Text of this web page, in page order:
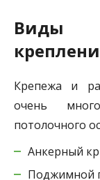
Виды
Крепежа и
очень
потолочного
Анкерный
Поджимной